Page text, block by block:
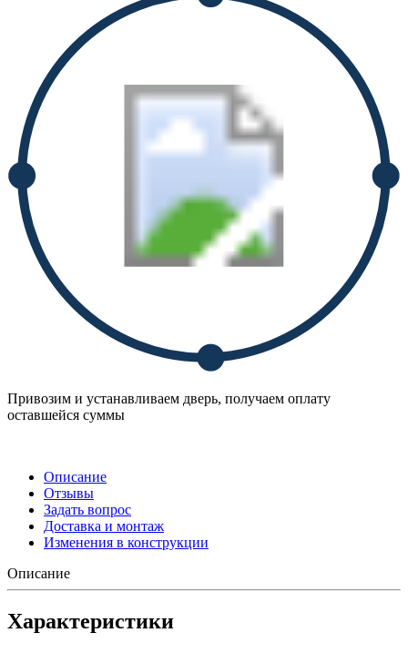
Привозим и устанавливаем дверь, получаем оплату
оставшейся суммы
Описание
Отзывы
Задать вопрос
Доставка и монтаж
Изменения в конструкции
Описание
Характеристики